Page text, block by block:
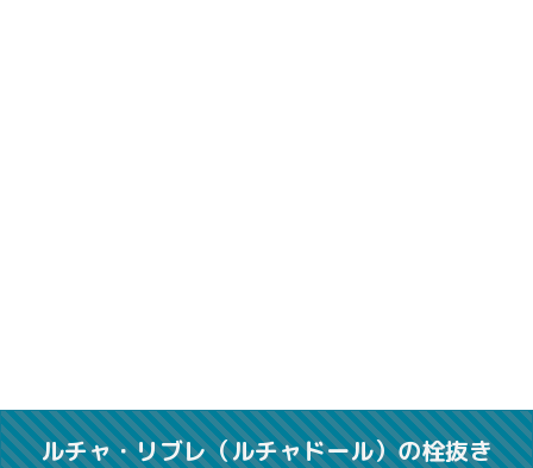
ルチャ・リブレ（ルチャドール）の栓抜き